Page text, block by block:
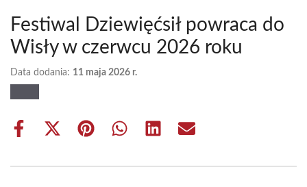
Festiwal Dziewięćsił powraca do
Wisły w czerwcu 2026 roku
Data dodania: 11 maja 2026 r.
Share
Share
(Twitter)
Share Share Share Share